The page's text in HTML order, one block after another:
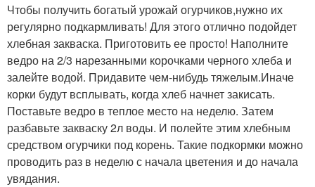
Чтобы получить богатый урожай огурчиков,нужно их
регулярно подкармливать! Для этого отлично подойдет
хлебная закваска. Приготовить ее просто! Наполните
ведро на 2/3 нарезанными корочками черного хлеба и
залейте водой. Придавите чем-нибудь тяжелым.Иначе
корки будут всплывать, когда хлеб начнет закисать.
Поставьте ведро в теплое место на неделю. Затем
разбавьте закваску 2л воды. И полейте этим хлебным
средством огурчики под корень. Такие подкормки можно
проводить раз в неделю с начала цветения и до начала
увядания.